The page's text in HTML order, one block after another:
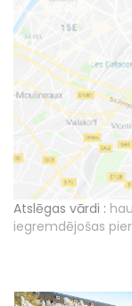
Atslēgas vārdi :
iegremdējošas